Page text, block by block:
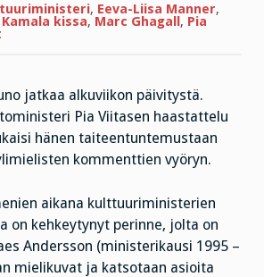
, Eeva-Liisa Manner,
Kamala kissa, Marc Ghagall, Pia
jatkaa alkuviikon päivitystä.
Pia Viitasen haastattelu
hänen taiteentuntemustaan
kommenttien vyöryn.
aikana kulttuuriministerien
on kehkeytynyt perinne, jolta on
Andersson (ministerikausi 1995 –
mielikuvat ja katsotaan asioita